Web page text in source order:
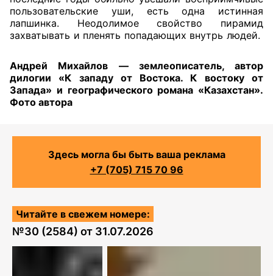
пользовательские уши, есть одна истинная
лапшинка. Неодолимое свойство пирамид
захватывать и пленять попадающих внутрь людей.
Андрей Михайлов — землеописатель, автор
дилогии «К западу от Востока. К востоку от
Запада» и географического романа «Казахстан».
Фото автора
Здесь могла бы быть ваша реклама
+7 (705) 715 70 96
Читайте в свежем номере:
№30 (2584) от 31.07.2026